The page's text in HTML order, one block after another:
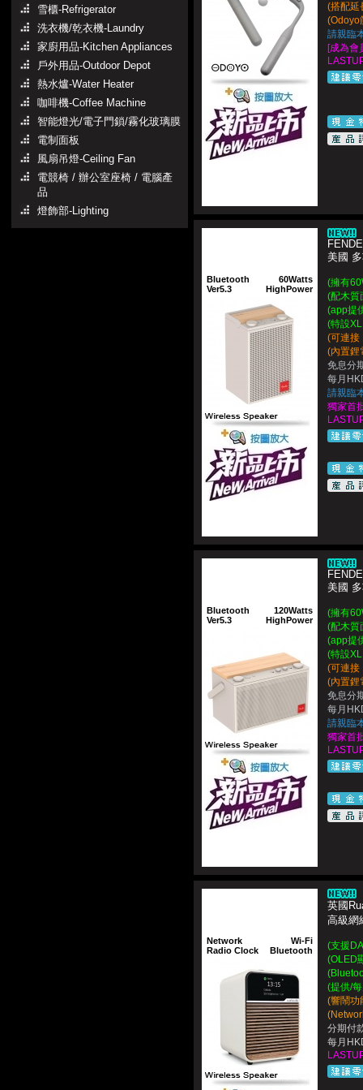
雪櫃-Refrigerator
洗衣機/乾衣機-Laundry
家廚用品-Kitchen Appliances
戶外用品-Outdoor Depot
熱水爐-Water Heater
咖啡機-Coffee Machine
智能燈光/電子門鎖/霧化玻璃膜
電制面板
風扇吊燈-Ceiling Fan
電競椅 / 辦公室座椅 / 電腦產
品
燈飾部-Lighting
(搭配延
(Odoyo
請親臨
[成為會
Bluetooth
Ver5.3
60Watts
HighPower
美國
(擁有
(配木質
(app提
(特設
(可連接
(內置鋰
免息分
每月
請親臨
獨家首
Bluetooth
Ver5.3
120Watts
HighPower
美國
(擁有
(配木質
(app提
(特設
(可連接
(內置鋰
免息分
每月
請親臨
獨家首
Network
Radio Clock
Wi-Fi
Bluetooth
英國
高級網
(支援
(OLED
(提供/
(響鬧功
分期付
每月